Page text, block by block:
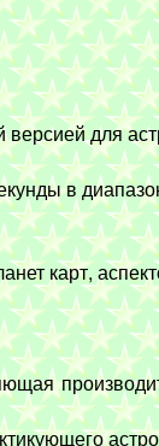
для
в
карт,